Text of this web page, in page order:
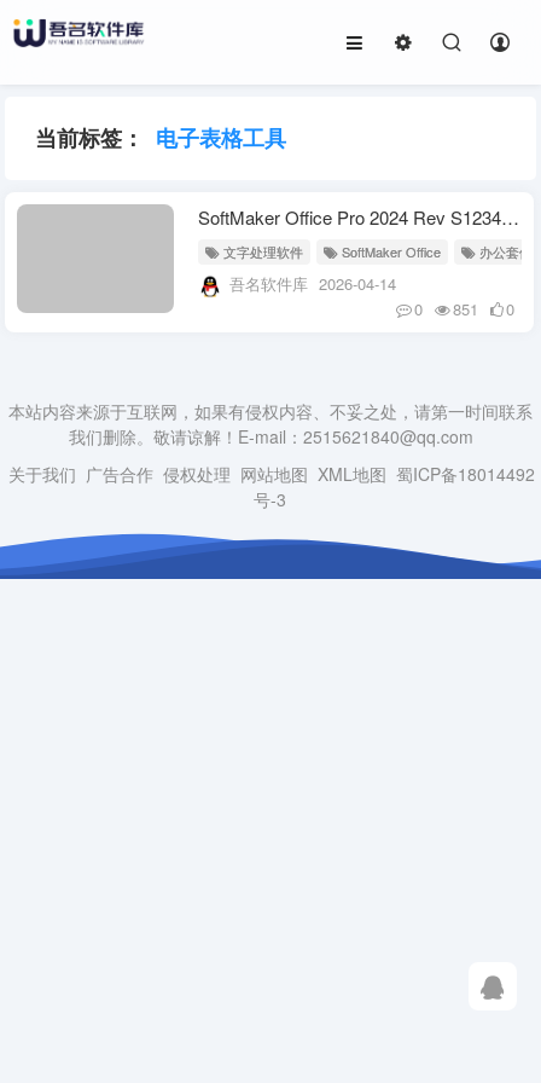
当前标签： 电子表格工具
SoftMaker Office Pro 2024 Rev S1234.0411 中文直装版 全能办公套件
文字处理软件 SoftMaker Office 办公套件
吾名软件库 2026-04-14
0
851 0
本站内容来源于互联网，如果有侵权内容、不妥之处，请第一时间联系
我们删除。敬请谅解！E-mail：2515621840@qq.com
关于我们 广告合作 侵权处理 网站地图 XML地图 蜀ICP备18014492
号-3